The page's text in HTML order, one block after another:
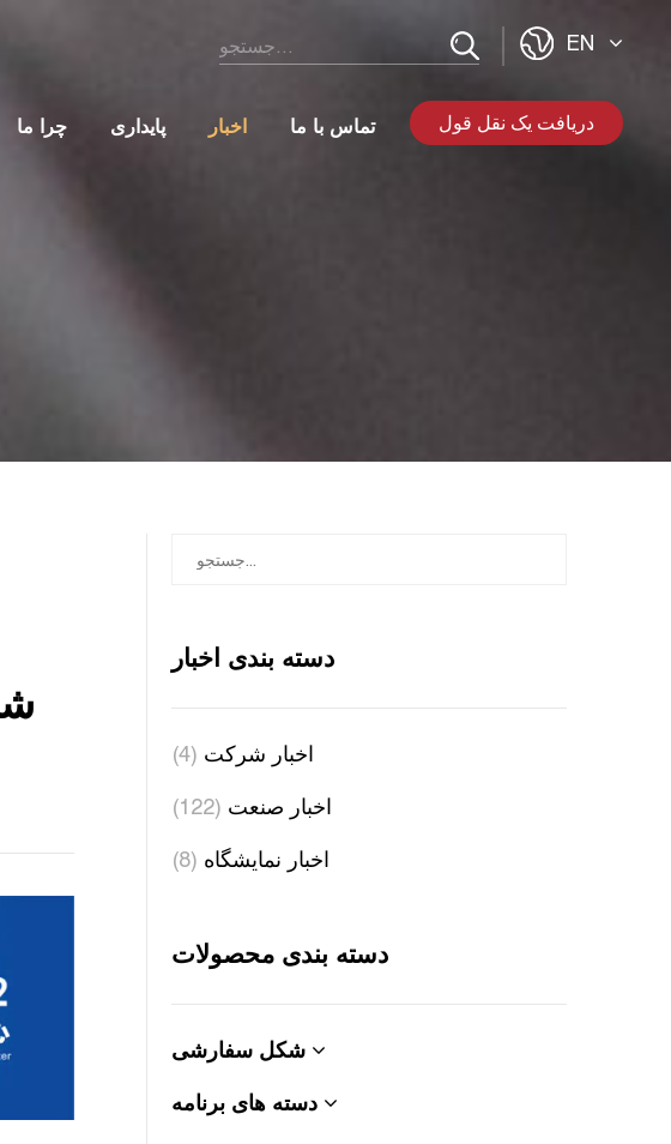
EN
چرا ما پایداری اخبار تماس با ما دریافت یک نقل قول
دسته بندی اخبار
اخبار شرکت (4)
اخبار صنعت (122)
اخبار نمایشگاه (8)
دسته بندی محصولات